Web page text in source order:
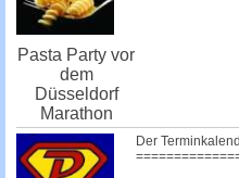
Pasta Party vor
dem
Düsseldorf
Marathon
Der